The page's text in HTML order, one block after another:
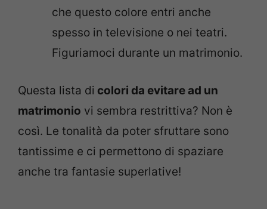
che questo colore entri anche
spesso in televisione o nei teatri.
Figuriamoci durante un matrimonio.
Questa lista di colori da evitare ad un
matrimonio vi sembra restrittiva? Non è
così. Le tonalità da poter sfruttare sono
tantissime e ci permettono di spaziare
anche tra fantasie superlative!